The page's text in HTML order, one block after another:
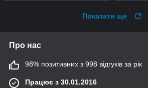
Показати ще
Про нас
98% позитивних з 998 відгуків за рік
Працює з 30.01.2016